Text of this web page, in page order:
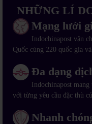
NHỮNG LÍ
Mạng lưới
Indochinapost vận
Quốc cùng 220 quốc gia
Đa dạng
Indochinapost
với từng yêu cầu đặc thù
Nhanh